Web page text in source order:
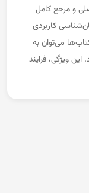
و مرجع کامل
کاربردی
می‌توان به
ویژگی، فرایند